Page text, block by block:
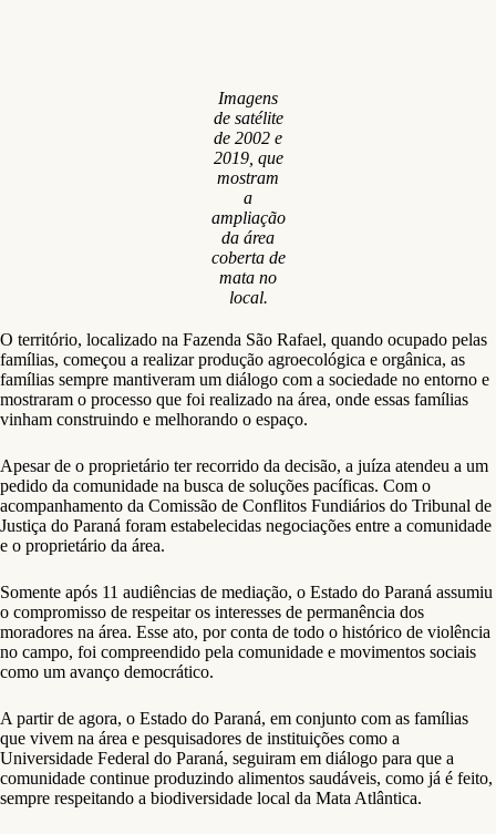
Imagens
de satélite
de 2002 e
2019, que
mostram
a
ampliação
da área
coberta de
mata no
local.
O território, localizado na Fazenda São Rafael, quando ocupado pelas
famílias, começou a realizar produção agroecológica e orgânica, as
famílias sempre mantiveram um diálogo com a sociedade no entorno e
mostraram o processo que foi realizado na área, onde essas famílias
vinham construindo e melhorando o espaço.
Apesar de o proprietário ter recorrido da decisão, a juíza atendeu a um
pedido da comunidade na busca de soluções pacíficas. Com o
acompanhamento da Comissão de Conflitos Fundiários do Tribunal de
Justiça do Paraná foram estabelecidas negociações entre a comunidade
e o proprietário da área.
Somente após 11 audiências de mediação, o Estado do Paraná assumiu
o compromisso de respeitar os interesses de permanência dos
moradores na área. Esse ato, por conta de todo o histórico de violência
no campo, foi compreendido pela comunidade e movimentos sociais
como um avanço democrático.
A partir de agora, o Estado do Paraná, em conjunto com as famílias
que vivem na área e pesquisadores de instituições como a
Universidade Federal do Paraná, seguiram em diálogo para que a
comunidade continue produzindo alimentos saudáveis, como já é feito,
sempre respeitando a biodiversidade local da Mata Atlântica.